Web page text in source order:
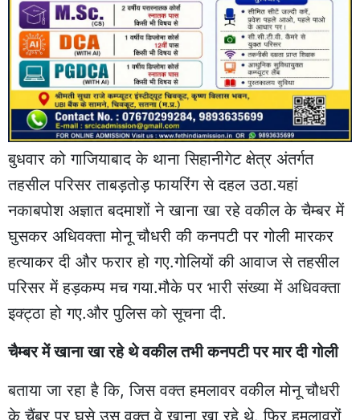
बुधवार को गाजियाबाद के थाना सिहानीगेट क्षेत्र अंतर्गत
तहसील परिसर ताबड़तोड़ फायरिंग से दहल उठा.यहां
नकाबपोश अज्ञात बदमाशों ने खाना खा रहे वकील के चैम्बर में
घुसकर अधिवक्ता मोनू चौधरी की कनपटी पर गोली मारकर
हत्याकर दी और फरार हो गए.गोलियों की आवाज से तहसील
परिसर में हड़कम्प मच गया.मौके पर भारी संख्या में अधिवक्ता
इक्ट्ठा हो गए.और पुलिस को सूचना दी.
चैम्बर में खाना खा रहे थे वकील तभी कनपटी पर मार दी गोली
बताया जा रहा है कि, जिस वक्त हमलावर वकील मोनू चौधरी